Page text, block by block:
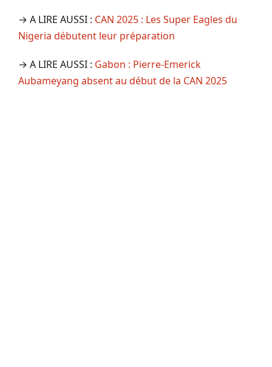
→ A LIRE AUSSI : CAN 2025 : Les Super Eagles du
Nigeria débutent leur préparation
→ A LIRE AUSSI : Gabon : Pierre-Emerick
Aubameyang absent au début de la CAN 2025